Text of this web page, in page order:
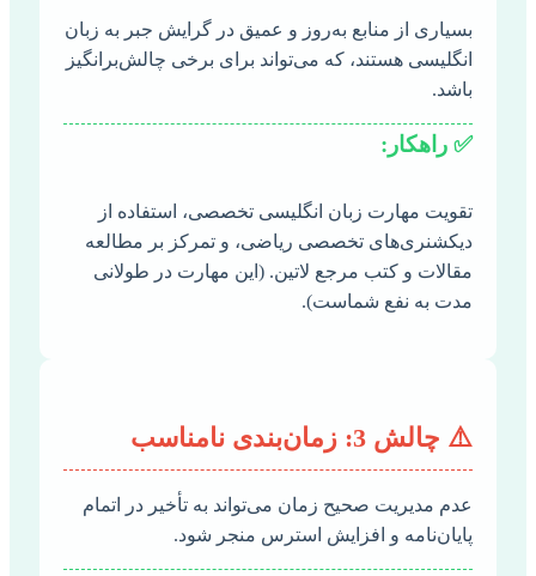
بسیاری از منابع به‌روز و عمیق در گرایش جبر به زبان
انگلیسی هستند، که می‌تواند برای برخی چالش‌برانگیز
باشد.
✅ راهکار:
تقویت مهارت زبان انگلیسی تخصصی، استفاده از
دیکشنری‌های تخصصی ریاضی، و تمرکز بر مطالعه
مقالات و کتب مرجع لاتین. (این مهارت در طولانی
مدت به نفع شماست).
⚠️ چالش 3: زمان‌بندی نامناسب
عدم مدیریت صحیح زمان می‌تواند به تأخیر در اتمام
پایان‌نامه و افزایش استرس منجر شود.